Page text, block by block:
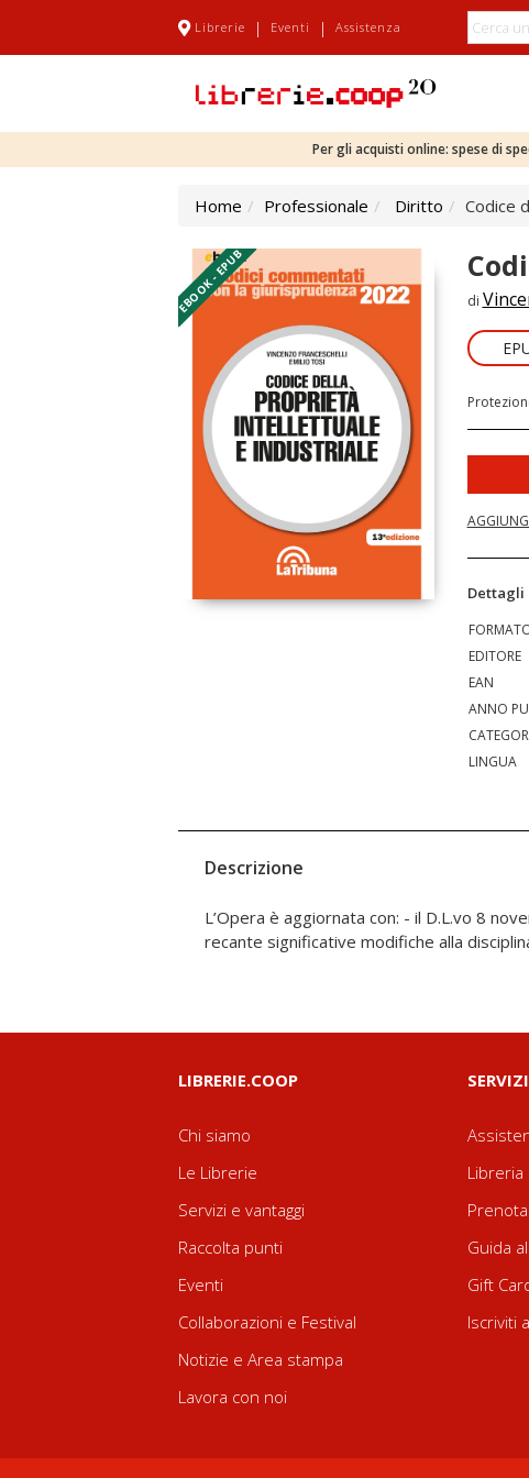
Librerie | Eventi | Assistenza
Per gli acquisti online: spese di
Home Professionale Diritto Codice
EBOOK - EPUB di
Dettagli
EDITORE
EAN
ANNO
LINGUA
Descrizione
L’Opera è aggiornata con: - il D.L.vo 8
recante significative modifiche alla
la L. 9 marzo 2022, n. 22, recante
LIBRERIE.COOP
Chi siamo
Le Librerie
Servizi e vantaggi
Raccolta punti
Eventi
Collaborazioni e Festival
Notizie e Area stampa
Lavora con noi
SERVIZI
Libreria
Guida
Gift
Iscriviti